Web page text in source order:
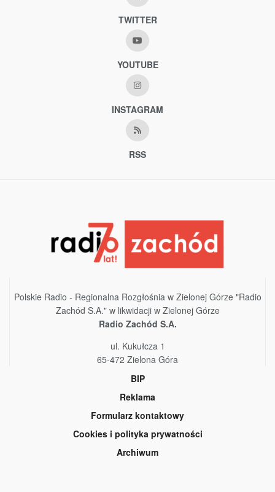
TWITTER
YOUTUBE
INSTAGRAM
RSS
Polskie Radio - Regionalna Rozgłośnia w Zielonej Górze "Radio
Zachód S.A." w likwidacji w Zielonej Górze
Radio Zachód S.A.
ul. Kukułcza 1
65-472 Zielona Góra
BIP
Reklama
Formularz kontaktowy
Cookies i polityka prywatności
Archiwum